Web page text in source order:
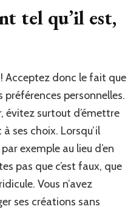
tel qu’il est,
Acceptez donc le fait que
préférences personnelles.
évitez surtout d’émettre
ses choix. Lorsqu’il
exemple au lieu d’en
pas que c’est faux, que
Vous n’avez
ses créations sans